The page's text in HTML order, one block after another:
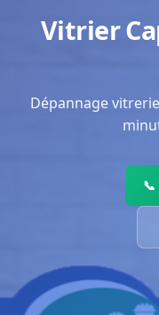
Vitrier
Dépannage